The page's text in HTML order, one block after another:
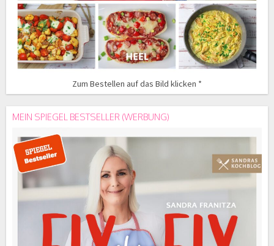
Zum Bestellen auf das Bild klicken *
MEIN SPIEGEL BESTSELLER (WERBUNG)